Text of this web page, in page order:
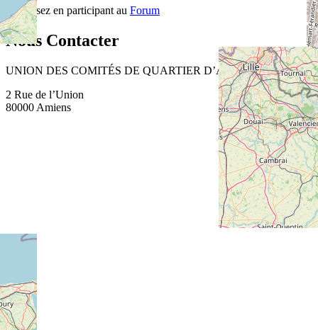
Réagissez en participant au Forum
Nous Contacter
UNION DES COMITÉS DE QUARTIER D’AMIENS
2 Rue de l’Union
80000 Amiens